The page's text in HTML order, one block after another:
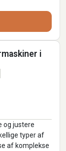
i
og justere
typer af
af komplekse